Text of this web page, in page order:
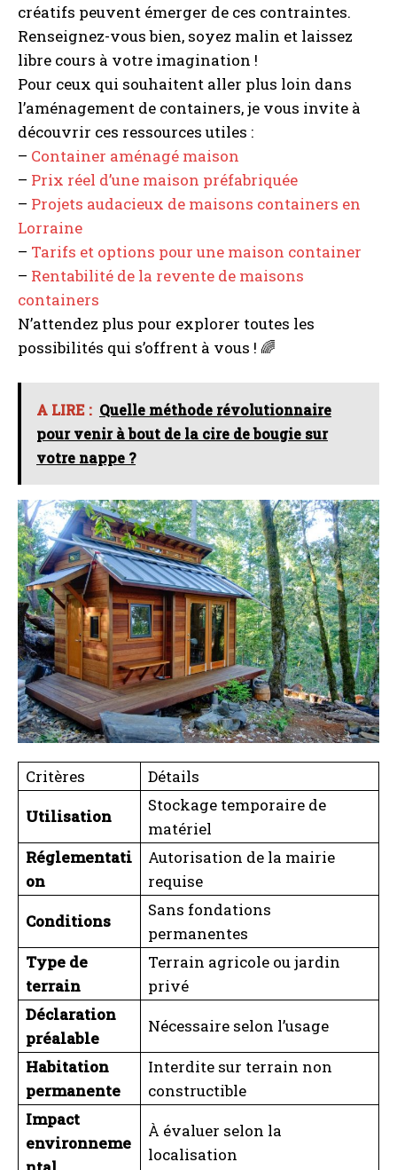
I WANT IN
I've read and accept thePrivacy Policy
A LIRE : Hauteur mezzanine sous plafond 3 m 50 :
hauteur optimale pour une mezzanine
créatifs peuvent émerger de ces contraintes.
Renseignez-vous bien, soyez malin et laissez
libre cours à votre imagination !
Pour ceux qui souhaitent aller plus loin dans
l’aménagement de containers, je vous invite à
découvrir ces ressources utiles :
– Container aménagé maison
– Prix réel d’une maison préfabriquée
– Projets audacieux de maisons containers en
Lorraine
– Tarifs et options pour une maison container
– Rentabilité de la revente de maisons
containers
N’attendez plus pour explorer toutes les
possibilités qui s’offrent à vous ! 🌈
A LIRE : Quelle méthode révolutionnaire
pour venir à bout de la cire de bougie sur
votre nappe ?
Critères
Détails
Utilisation
Stockage temporaire de
matériel
Réglementati
on
Autorisation de la mairie
requise
Conditions
Sans fondations
permanentes
Type de
terrain
Terrain agricole ou jardin
privé
Déclaration
préalable
Nécessaire selon l’usage
Habitation
permanente
Interdite sur terrain non
constructible
Impact
environneme
À évaluer selon la
localisation